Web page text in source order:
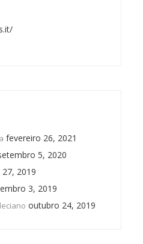
fevereiro 26, 2021
5, 2020
2019
3, 2019
outubro 24, 2019